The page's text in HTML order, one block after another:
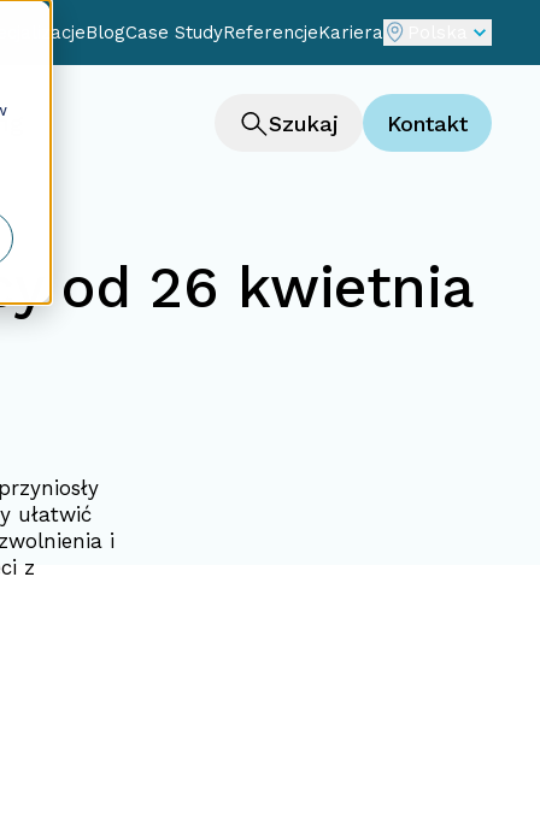
BlogCase StudyReferencjeKariera
Szukaj Kontakt
od 26 kwietnia
ułatwić
i
z